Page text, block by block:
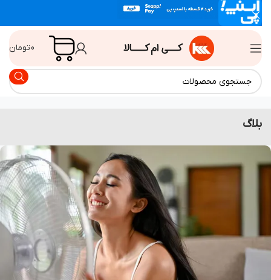
تومان